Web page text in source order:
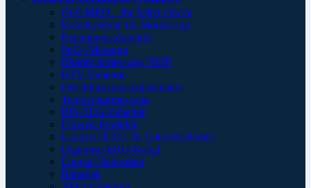
GOLMED – the better choice
Kabelsysteme für Monitoring
Beatmungs-Zubehör
SpO²-Messung
Blutdruckmessung NIBP
HZV-Zubehör
Druckinfusionsmanschetten
Temperaturmessung
BIS-EEG-Zubehör
Einweg-Produkte
Langzeit-EKG- & Telemetriekabel
Diagnose-EKG-Kabel
Einmal-Elektroden
Batterien